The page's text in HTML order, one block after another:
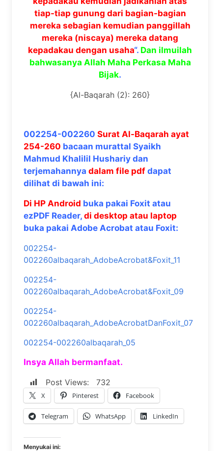
tiap-tiap gunung dari bagian-bagian
mereka sebagian kemudian panggillah
mereka (niscaya) mereka datang
kepadakau dengan usaha“. Dan ilmuilah
bahwasanya Allah Maha Perkasa Maha
Bijak.
{Al-Baqarah (2): 260}
002254-002260 Surat Al-Baqarah ayat
254-260 bacaan murattal Syaikh
Mahmud Khalilil Hushariy dan
terjemahannya dalam file pdf dapat
dilihat di bawah ini:
Di HP Android buka pakai Foxit atau
ezPDF Reader, di desktop atau laptop
buka pakai Adobe Acrobat atau Foxit:
002254-
002260albaqarah_AdobeAcrobat&Foxit_11
002254-
002260albaqarah_AdobeAcrobat&Foxit_09
002254-
002260albaqarah_AdobeAcrobatDanFoxit_07
002254-002260albaqarah_05
Insya Allah bermanfaat.
Post Views: 732
X Pinterest Facebook
Telegram WhatsApp LinkedIn
Menyukai ini: